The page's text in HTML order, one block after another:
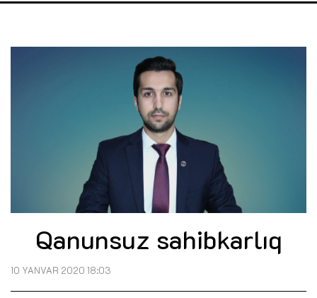
Qanunsuz sahibkarlıq
10 YANVAR 2020 18:03